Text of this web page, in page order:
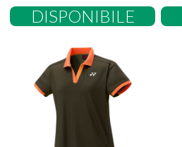
DISPONIBILE